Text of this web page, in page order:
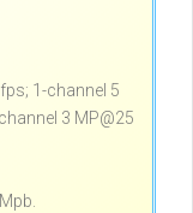
1-channel 5
3 MP@25